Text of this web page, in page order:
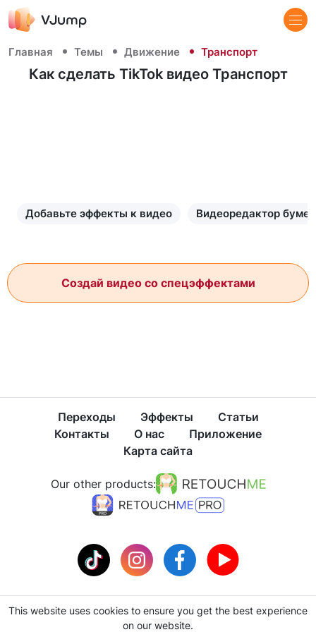
Главная Темы Движение Транспорт
Как сделать TikTok видео Транспорт
Добавьте эффекты к видео Видеоредактор
Создай видео со спецэффектами
Переходы Эффекты
Статьи
Контакты
О нас
Приложение
Карта сайта
Политика конфиденциальностиУсловия использования
Our other products:
This website uses cookies to ensure you get the best experience
on our website.